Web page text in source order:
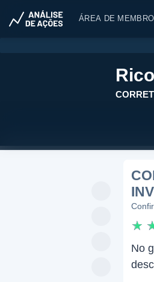
ÁREA DE
☆
No